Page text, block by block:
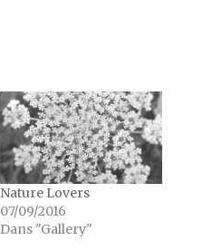
Nature Lovers
07/09/2016
Dans "Gallery"